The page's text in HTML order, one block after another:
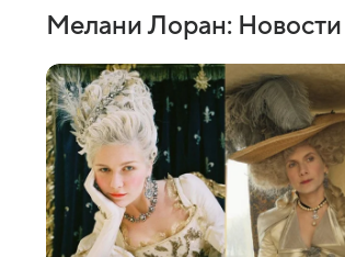
Мелани Лоран: Новости